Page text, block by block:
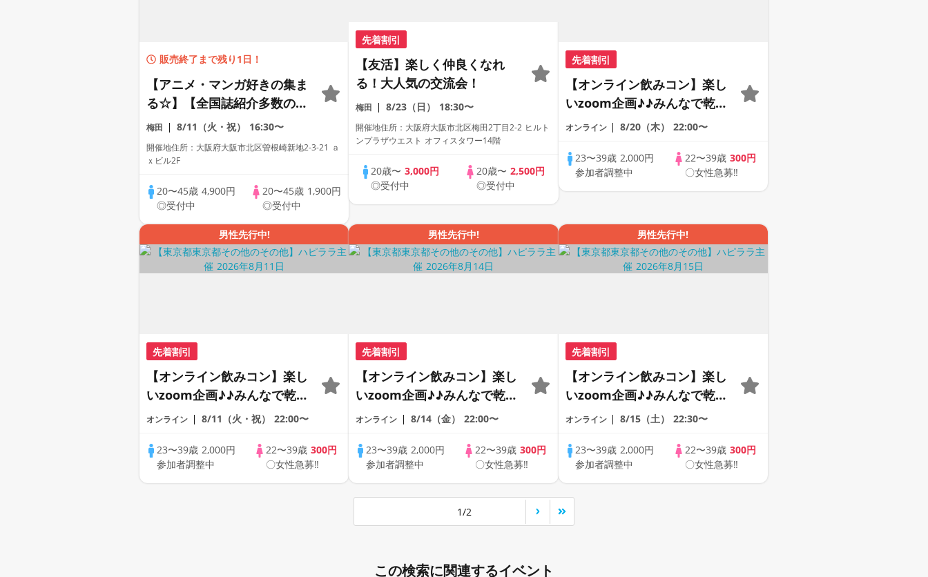
販売終了まで残り1日！
【アニメ・マンガ好きの集ま
る☆】【全国誌紹介多数の人
気街コン☆】【お一人様参加
多数】【友達作り大歓迎】
【新築ダイニング】【本格ド
代で盛り上る♪】【LINE交換
自由・席替え有】
梅田 8/11（火・祝） 16:30〜
開催地住所：大阪府大阪市北区曽根崎新地2-3-21 ａ
ｘビル2F
20〜45歳 4,900円
◎受付中
20〜45歳 1,900円
◎受付中
先着割引
【友活】楽しく仲良くなれ
る！大人気の交流会！
梅田 8/23（日） 18:30〜
開催地住所：大阪府大阪市北区梅田2丁目2-2 ヒルト
ンプラザウエスト オフィスタワー14階
20歳〜3,000円
◎受付中
20歳〜2,500円
◎受付中
先着割引
【オンライン飲みコン】楽し
いzoom企画♪♪みんなで乾杯
～～！20代30代の出会い応援
達作りから交流を広げましょ
う！仲良くなりましょう♪☆
全国の方が対象☆司会進行あ
オンライン 8/20（木） 22:00〜
23〜39歳2,000円
参加者調整中
22〜39歳 300円
〇女性急募‼
男性先行中!
先着割引
【オンライン飲みコン】楽し
いzoom企画♪♪みんなで乾杯
～～！20代30代の出会い応援
達作りから交流を広げましょ
う！仲良くなりましょう♪☆
全国の方が対象☆司会進行あ
オンライン 8/11（火・祝） 22:00〜
23〜39歳 2,000円
参加者調整中
22〜39歳 300円
〇女性急募‼
男性先行中!
先着割引
【オンライン飲みコン】楽し
いzoom企画♪♪みんなで乾杯
～～！20代30代の出会い応援
達作りから交流を広げましょ
う！仲良くなりましょう♪☆
全国の方が対象☆司会進行あ
オンライン 8/14（金） 22:00〜
23〜39歳 2,000円
参加者調整中
22〜39歳300円
〇女性急募‼
男性先行中!
先着割引
【オンライン飲みコン】楽し
いzoom企画♪♪みんなで乾杯
～～！20代30代の出会い応援
達作りから交流を広げましょ
う！仲良くなりましょう♪☆
全国の方が対象☆司会進行あ
り♪♪♪
オンライン 8/15（土） 22:30〜
23〜39歳2,000円
参加者調整中
22〜39歳 300円
〇女性急募‼
1/2
この検索に関連するイベント